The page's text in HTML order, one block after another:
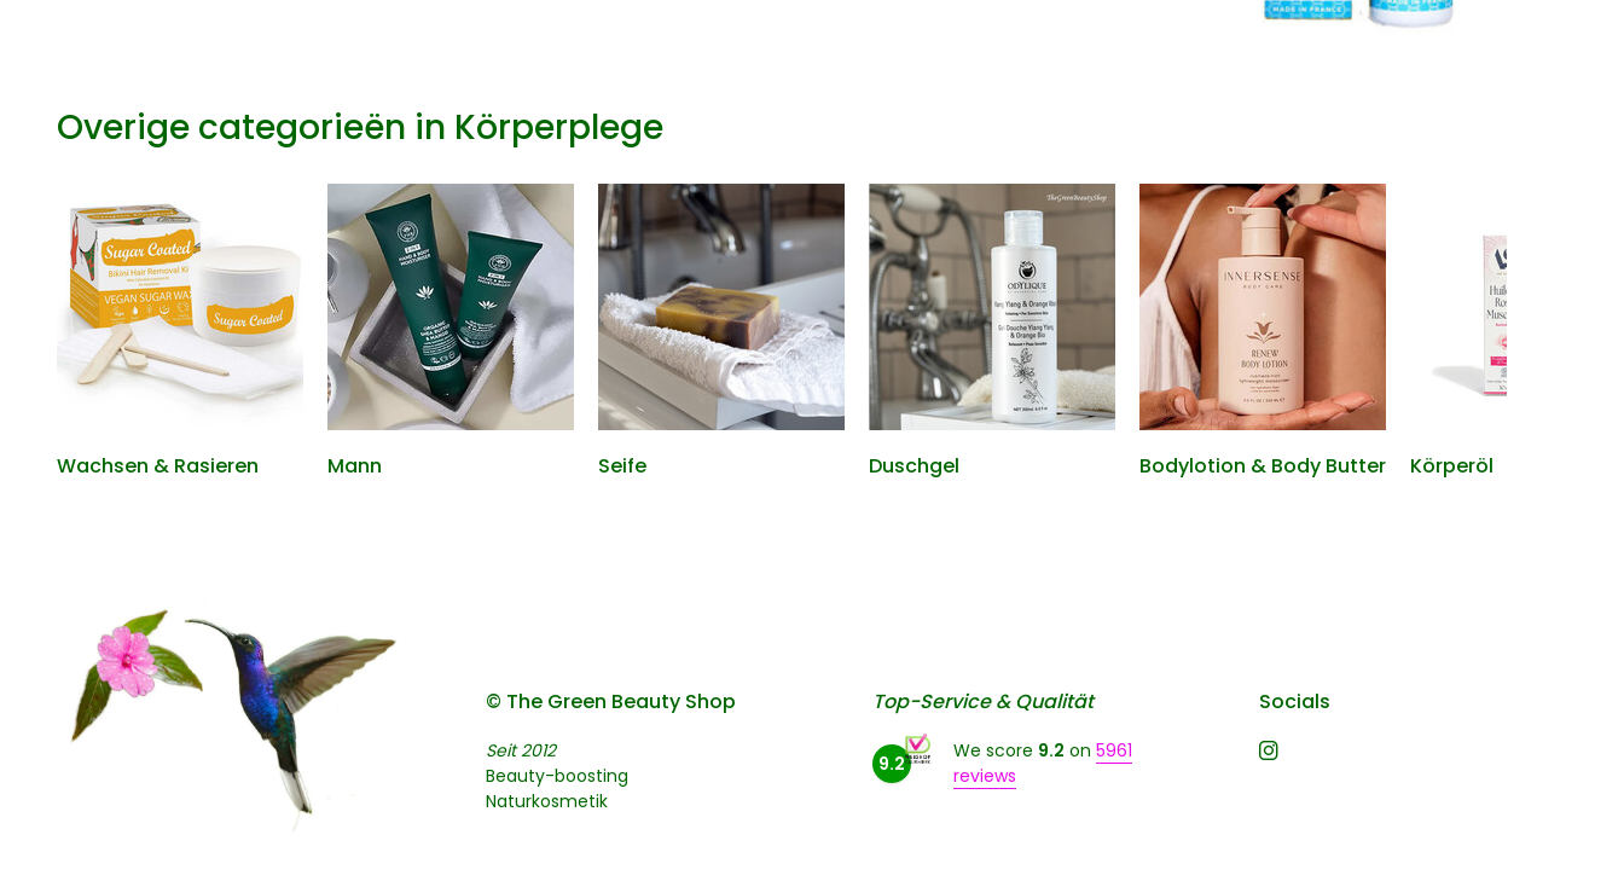
Overige categorieën in Körperplege
Wachsen & Rasieren Mann Seife Duschgel Bodylotion & Body Butter Körperöl
© The Green Beauty Shop
Seit 2012
Beauty-boosting
Naturkosmetik
Top-Service & Qualität
9.2
We score 9.2 on 5961
reviews
Socials